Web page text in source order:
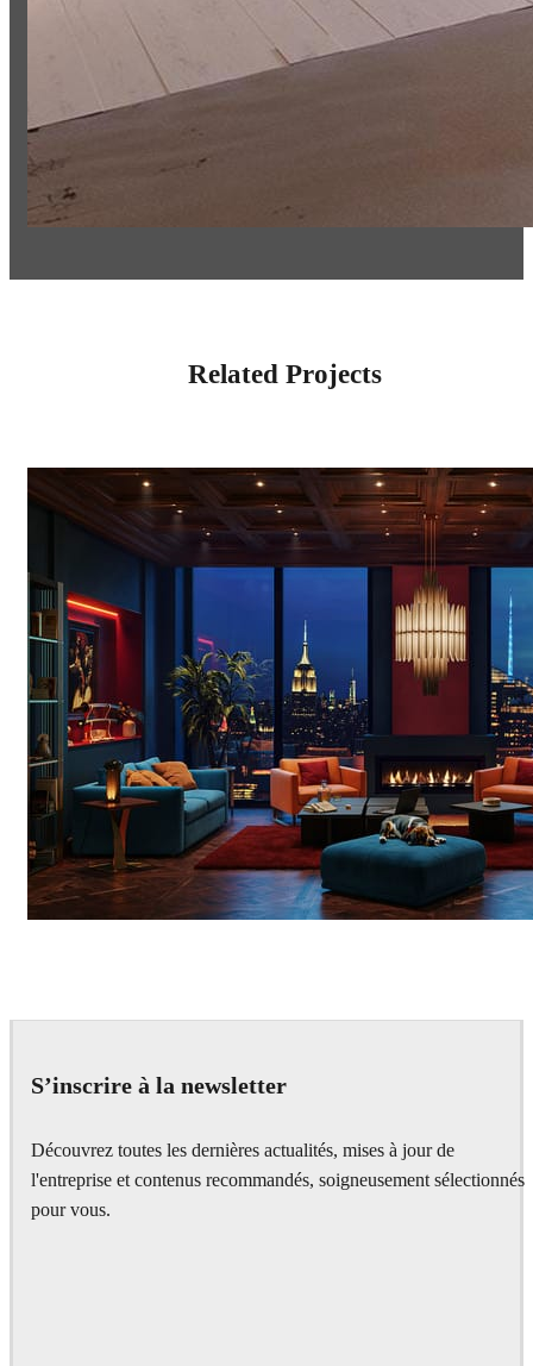
Related Projects
S’inscrire à la newsletter
Découvrez toutes les dernières actualités, mises à jour de
l'entreprise et contenus recommandés, soigneusement sélectionnés
pour vous.